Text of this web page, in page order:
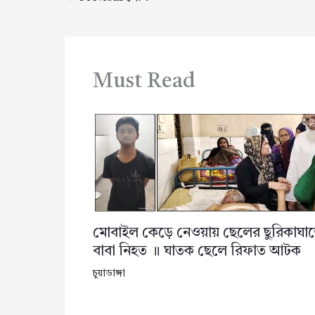
Must Read
মোবাইল কেড়ে নেওয়ায় ছেলের
বাবা নিহত ॥ ঘাতক ছেলে রিফাত আটক
চুয়াডাঙ্গা